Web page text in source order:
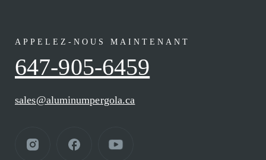
APPELEZ-NOUS MAINTENANT
647-905-6459
sales@aluminumpergola.ca